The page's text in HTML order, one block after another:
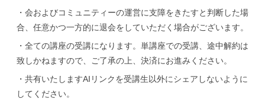
・会およびコミュニティーの運営に支障をきたすと判断した場
合、任意かつ一方的に退会をしていただく場合がございます。
・全ての講座の受講になります。単講座での受講、途中解約は
致しかねますので、ご了承の上、決済にお進みください。
・共有いたしますAIリンクを受講生以外にシェアしないように
してください。